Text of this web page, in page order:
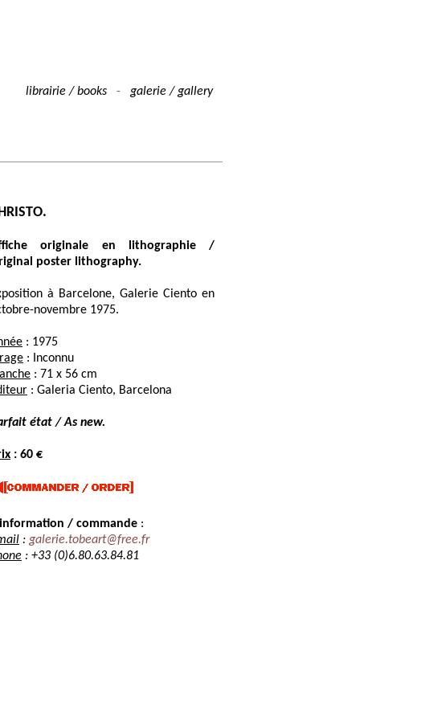
librairie / books - galerie / gallery
originale en lithographie /
poster lithography.
à Barcelone, Galerie Ciento en
novembre 1975.
: 1975
: Inconnu
: 71 x 56 cm
: Galeria Ciento, Barcelona
état / As new.
: 60 €
/ commande :
: galerie.tobeart@free.fr
: +33 (0)6.80.63.84.81